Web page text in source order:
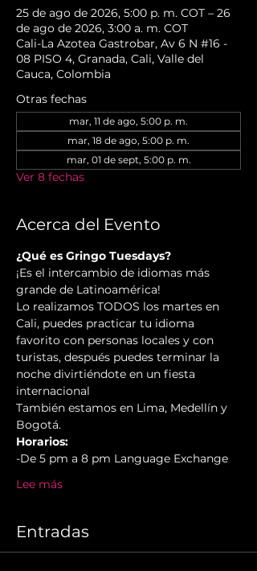
25 de ago de 2026, 5:00 p. m. COT – 26
de ago de 2026, 3:00 a. m. COT
Cali-La Azotea Gastrobar, Av 6 N #16 -
08 PISO 4, Granada, Cali, Valle del
Cauca, Colombia
Otras fechas
mar, 11 de ago, 5:00 p. m.
mar, 18 de ago, 5:00 p. m.
mar, 01 de sept, 5:00 p. m.
Ver 8 fechas
Acerca del Evento
¿Qué es Gringo Tuesdays?
¡Es el intercambio de idiomas más
grande de Latinoamérica!
Lo realizamos TODOS los martes en
Cali, puedes practicar tu idioma
favorito con personas locales y con
turistas, después puedes terminar la
noche divirtiéndote en un fiesta
internacional
También estamos en Lima, Medellín y
Bogotá.
Horarios:
-De 5 pm a 8 pm Language Exchange
Lee más
Entradas